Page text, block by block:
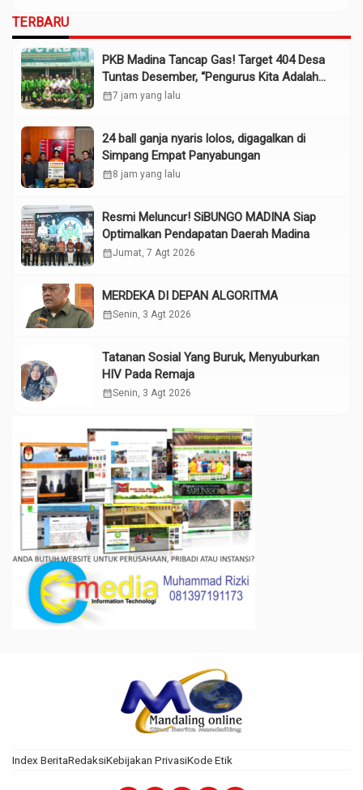
TERBARU
PKB Madina Tancap Gas! Target 404 Desa
Tuntas Desember, “Pengurus Kita Adalah
Tokoh”
calendar_month7 jam yang lalu
24 ball ganja nyaris lolos, digagalkan di
Simpang Empat Panyabungan
calendar_month8 jam yang lalu
Resmi Meluncur! SiBUNGO MADINA Siap
Optimalkan Pendapatan Daerah Madina
calendar_monthJumat, 7 Agt 2026
MERDEKA DI DEPAN ALGORITMA
calendar_monthSenin, 3 Agt 2026
Tatanan Sosial Yang Buruk, Menyuburkan
HIV Pada Remaja
calendar_monthSenin, 3 Agt 2026
Index BeritaRedaksiKebijakan PrivasiKode Etik